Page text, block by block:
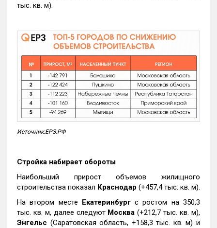
тыс. кв. м).
Источник:ЕРЗ.РФ
Стройка набирает обороты
Наибольший прирост объемов жилищного
строительства показал Краснодар (+457,4 тыс. кв. м).
На втором месте Екатеринбургс ростом на 350,3
тыс. кв. м, далее следуют Москва (+212,7 тыс. кв. м),
Энгельс (Саратовская область, +158,3 тыс. кв. м) и